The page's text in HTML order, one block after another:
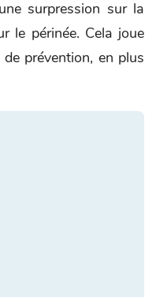
surpression sur la
le périnée. Cela joue
prévention, en plus